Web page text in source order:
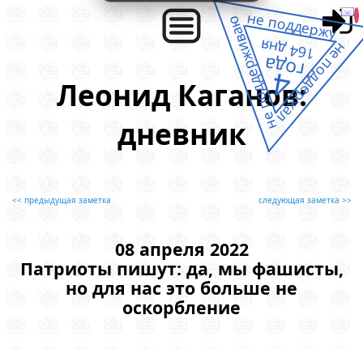
Леонид Каганов:
дневник
<< предыдущая заметка следующая заметка >>
08 апреля 2022
Патриоты пишут: да, мы фашисты,
но для нас это больше не
оскорбление
не поддержал
не поддерживаю
не поддержу
4
года
164 дня